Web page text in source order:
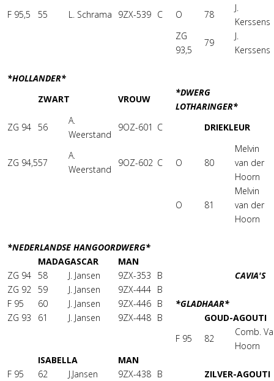
F 95,5
55 L. Schrama 9ZX-539 C O 78
J.
Kerssens
ZG
93,5
79
J.
Kerssens
*HOLLANDER*
ZWART
VROUW
*DWERG
LOTHARINGER*
ZG 94 56
A.
Weerstand
9OZ-601 C DRIEKLEUR
ZG 94,557
A.
Weerstand
9OZ-602 C O 80
Melvin
van der
Hoorn
O 81
Melvin
van der
Hoorn
*NEDERLANDSE HANGOORDWERG*
MADAGASCAR
MAN
ZG 94 58 J. Jansen 9ZX-353 B
CAVIA'S
ZG 92
59 J. Jansen 9ZX-444 B
F 95
60 J. Jansen 9ZX-446 B
*GLADHAAR*
ZG 93
61 J. Jansen 9ZX-448 B
GOUD-AGOUTI
F 95
82
Comb.
Hoorn
ISABELLA
MAN
F 95
62 J.Jansen 9ZX-438 B
ZILVER-AGOUTI